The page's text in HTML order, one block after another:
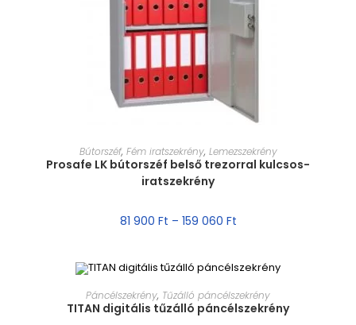
MÉRET VÁLASZTÁSA
Bútorszéf, Fém iratszekrény, Lemezszekrény
Prosafe LK bútorszéf belső trezorral kulcsos-
iratszekrény
81 900 Ft – 159 060 Ft
MÉRET VÁLASZTÁSA
Páncélszekrény, Tűzálló páncélszekrény
TITAN digitális tűzálló páncélszekrény